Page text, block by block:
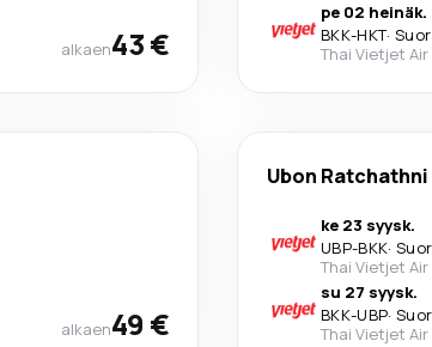
alkaen43 €
pe 02 heinäk.
BKK-HKT·
Thai Vietjet Air
alkaen49 €
Ubon Ratchathni
ke 23 syysk.
UBP-BKK·
Thai Vietjet Air
su 27 syysk.
BKK-UBP·
Thai Vietjet Air